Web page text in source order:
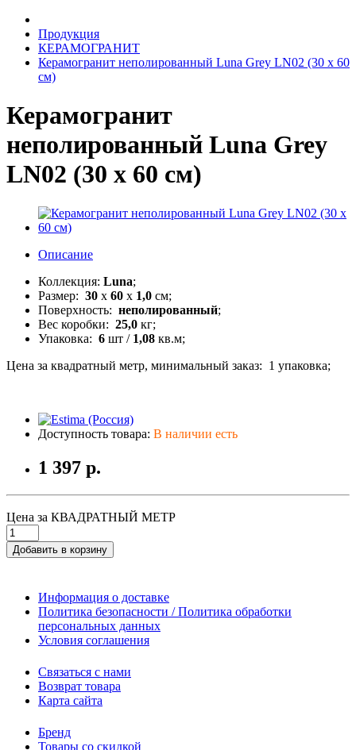
Продукция
КЕРАМОГРАНИТ
Керамогранит неполированный Luna Grey LN02 (30 x 60
см)
Керамогранит
неполированный Luna Grey
LN02 (30 x 60 см)
Описание
Коллекция: Luna;
Размер: 30 x 60 x 1,0 см;
Поверхность: неполированный;
Вес коробки: 25,0 кг;
Упаковка: 6 шт / 1,08 кв.м;
Цена за квадратный метр, минимальный заказ: 1 упаковка;
Доступность товара: В наличии есть
1 397 р.
Цена за КВАДРАТНЫЙ МЕТР
Добавить в корзину
Информация о доставке
Политика безопасности / Политика обработки
персональных данных
Условия соглашения
Связаться с нами
Возврат товара
Карта сайта
Бренд
Товары со скидкой